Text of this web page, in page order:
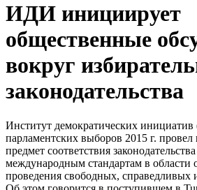
ИДИ инициирует
общественные
вокруг
законодательства
Институт демократических
парламентских выборов 2015 г. провел
предмет соответствия
международным стандартам в области
проведения свободных, справедливых